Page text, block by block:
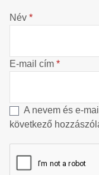
Név *
E-mail cím *
A nevem és e-
következő